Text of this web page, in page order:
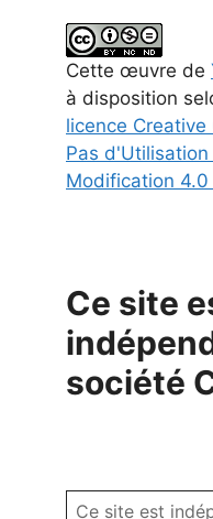
Cette œuvre de
à disposition
licence
Pas
Modification
Ce site
société
Ce site est